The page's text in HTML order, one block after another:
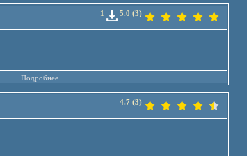
1 5.0 (3)
Подробнее...
4.7 (3)